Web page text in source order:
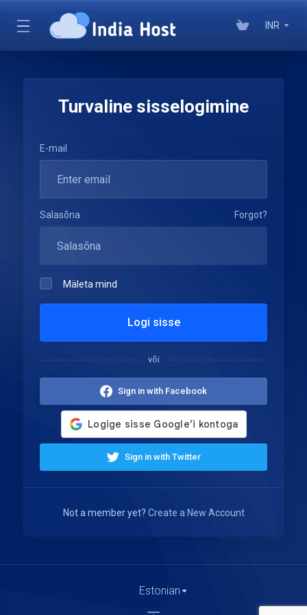
INR
Turvaline sisselogimine
E-mail
Salasõna Forgot?
Mäleta mind
Logi sisse
või
Sign in with Facebook
Sign in with Twitter
Not a member yet? Create a New Account
Estonian